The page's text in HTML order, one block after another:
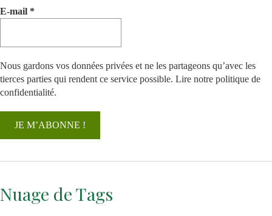
E-mail *
Nous gardons vos données privées et ne les partageons qu’avec les
tierces parties qui rendent ce service possible. Lire notre politique de
confidentialité.
Nuage de Tags